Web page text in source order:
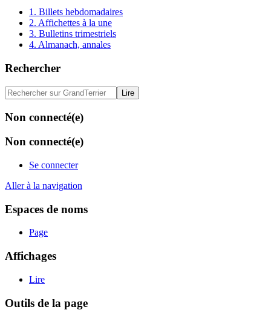
1. Billets hebdomadaires
2. Affichettes à la une
3. Bulletins trimestriels
4. Almanach, annales
Rechercher
Non connecté(e)
Non connecté(e)
Se connecter
Aller à la navigation
Espaces de noms
Page
Affichages
Lire
Outils de la page